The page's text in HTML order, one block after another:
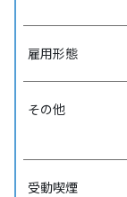
雇用形態
その他
受動喫煙